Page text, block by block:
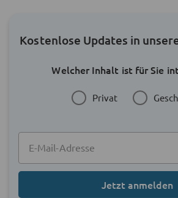
Kostenlose Updates in
Welcher Inhalt ist für Sie
Privat
Jetzt anmelden